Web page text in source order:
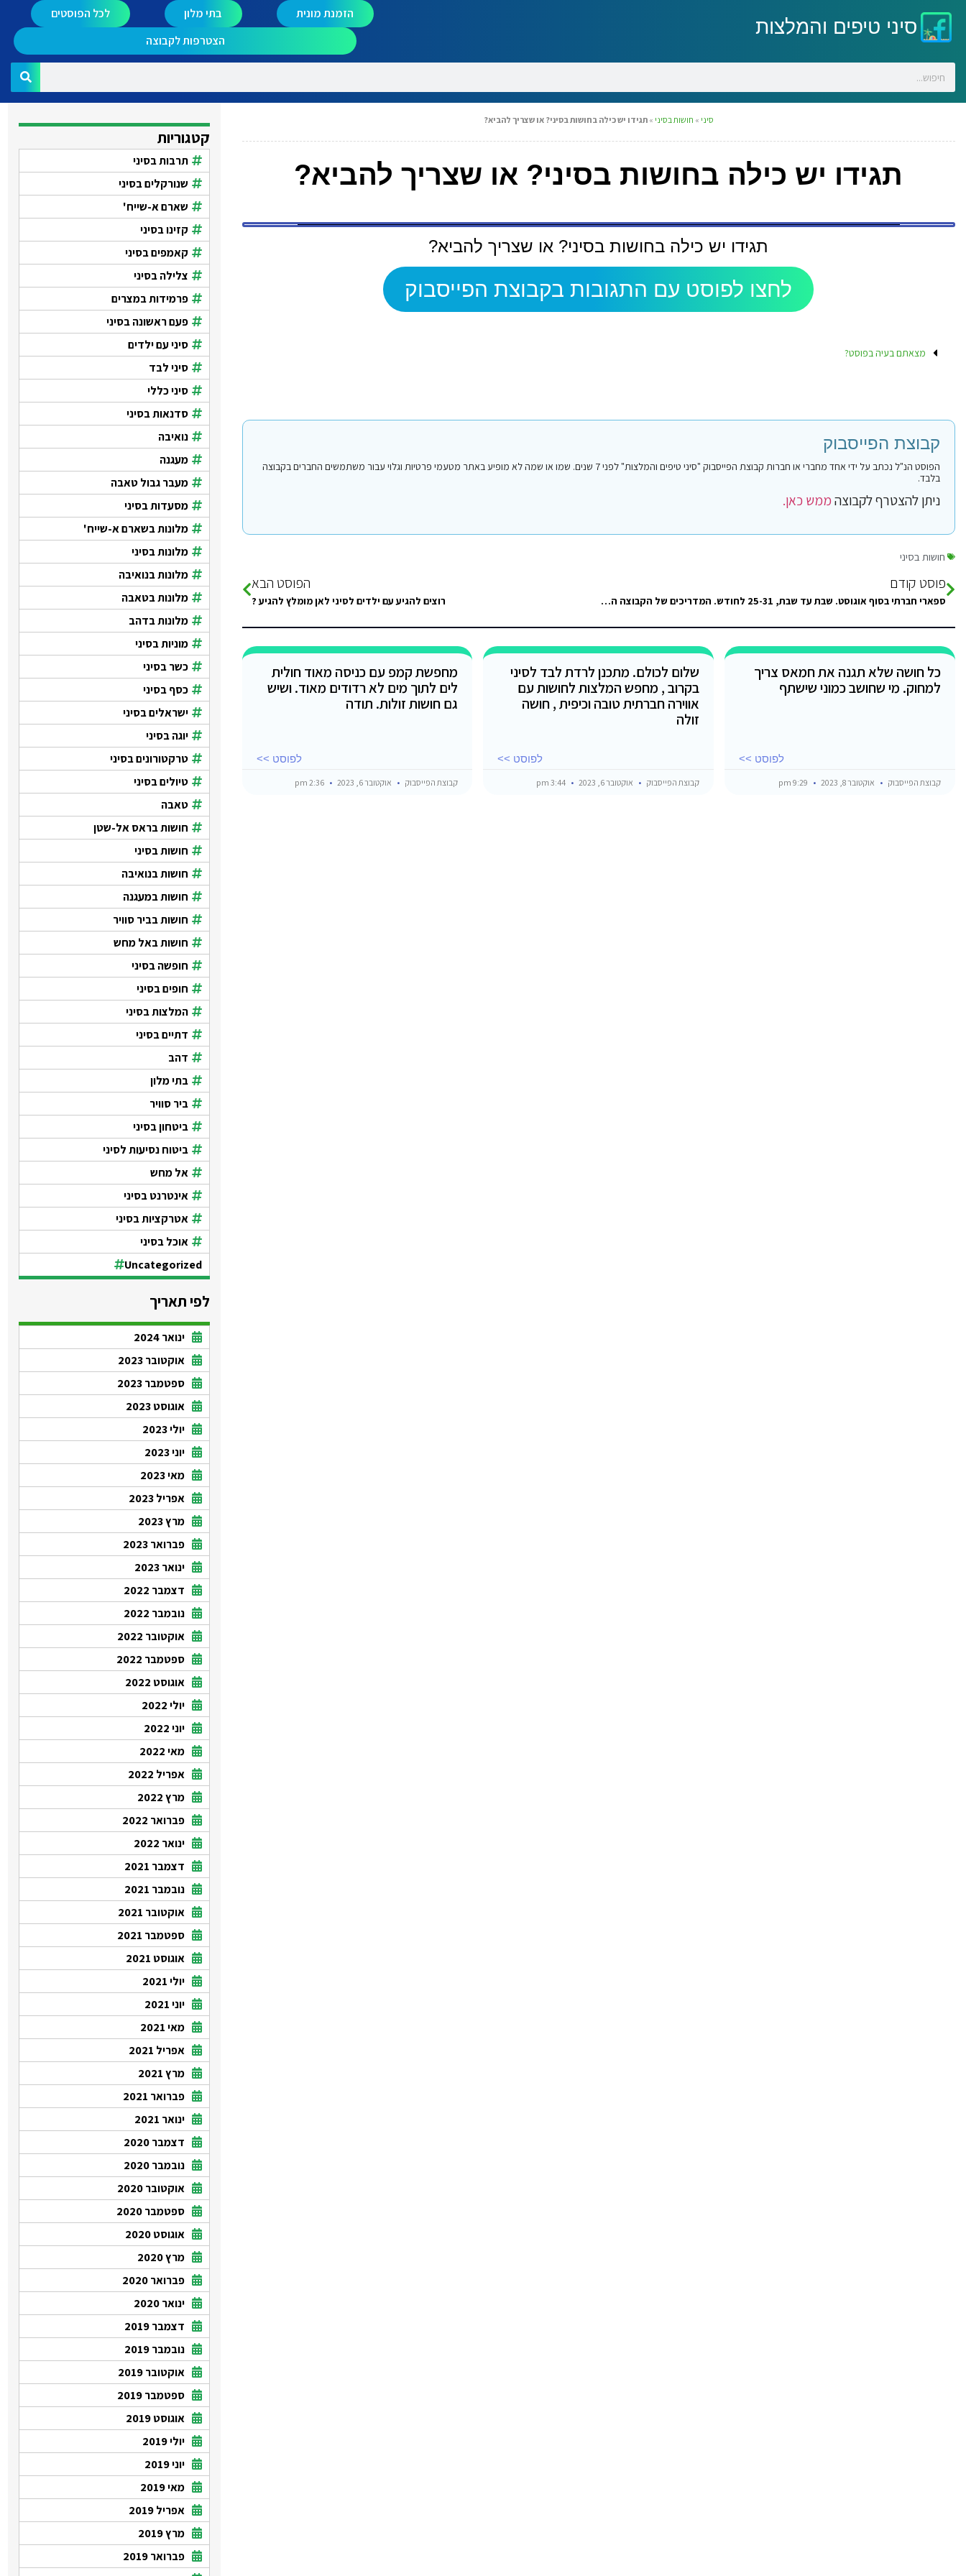
סיני טיפים והמלצות
הזמנת מונית בתי מלון
לכל הפוסטים
הצטרפות לקבוצה
סיני » חושות בסיני »תגידו יש כילה בחושות בסיני? או שצריך להביא?
תגידו יש כילה בחושות בסיני? או שצריך להביא?
תגידו יש כילה בחושות בסיני? או שצריך להביא?
לחצו לפוסט עם התגובות בקבוצת הפייסבוק
מצאתם בעיה בפוסט?
קבוצת הפייסבוק
הפוסט הנ"ל נכתב על ידי אחד מחברי או חברות קבוצת הפייסבוק "סיני טיפים והמלצות" לפני 7 שנים. שמו או שמה לא מופיע באתר מטעמי פרטיות וגלוי עבור משתמשים החברים בקבוצה
בלבד.
ניתן להצטרף לקבוצהממש כאן.
חושות בסיני
פוסט קודם
ספארי חברתי בסוף אוגוסט. שבת עד שבת, 25-31 לחודש. המדריכים של הקבוצה הם עומאר ועלי, ממועדון מיראז', שניים מהמדריכים היותר תותחים (בספק…
הפוסט הבא
רוצים להגיע עם ילדים לסיני לאן מומלץ להגיע ?
כל חושה שלא תגנה את חמאס צריך
למחוק. מי שחושב כמוני שישתף
לפוסט >>
קבוצת הפייסבוק אוקטובר 8, 2023
שלום לכולם. מתכנן לרדת לבד לסיני
בקרוב , מחפש המלצות לחושות עם
אווירה חברתית טובה וכיפית , חושה
זולה
לפוסט >>
קבוצת הפייסבוק אוקטובר 6, 2023
מחפשת קמפ עם כניסה מאוד חולית
לים לתוך מים לא רדודים מאוד. ושיש
גם חושות זולות. תודה
לפוסט >>
קבוצת הפייסבוק אוקטובר 6, 2023
קטגוריות
תרבות בסיני
שנורקלים בסיני
שארם א-שייח'
קזינו בסיני
קאמפים בסיני
צלילה בסיני
פרמידות במצרים
פעם ראשונה בסיני
סיני עם ילדים
סיני לבד
סיני כללי
סדנאות בסיני
נואיבה
מעגנה
מעבר גבול טאבה
מסעדות בסיני
מלונות בשארם א-שייח'
מלונות בסיני
מלונות בנואיבה
מלונות בטאבה
מלונות בדהב
מוניות בסיני
כשר בסיני
כסף בסיני
ישראלים בסיני
יוגה בסיני
טרקטורונים בסיני
טיולים בסיני
טאבה
חושות בראס אל-שטן
חושות בסיני
חושות בנואיבה
חושות במעגנה
חושות בביר סוויר
חושות באל מחש
חופשה בסיני
חופים בסיני
המלצות בסיני
דתיים בסיני
דהב
בתי מלון
ביר סוויר
ביטחון בסיני
ביטוח נסיעות לסיני
אל מחש
אינטרנט בסיני
אטרקציות בסיני
אוכל בסיני
Uncategorized
לפי תאריך
ינואר 2024
אוקטובר 2023
ספטמבר 2023
אוגוסט 2023
יולי 2023
יוני 2023
מאי 2023
אפריל 2023
מרץ 2023
פברואר 2023
ינואר 2023
דצמבר 2022
נובמבר 2022
אוקטובר 2022
ספטמבר 2022
אוגוסט 2022
יולי 2022
יוני 2022
מאי 2022
אפריל 2022
מרץ 2022
פברואר 2022
ינואר 2022
דצמבר 2021
נובמבר 2021
אוקטובר 2021
ספטמבר 2021
אוגוסט 2021
יולי 2021
יוני 2021
מאי 2021
אפריל 2021
מרץ 2021
פברואר 2021
ינואר 2021
דצמבר 2020
נובמבר 2020
אוקטובר 2020
ספטמבר 2020
אוגוסט 2020
מרץ 2020
פברואר 2020
ינואר 2020
דצמבר 2019
נובמבר 2019
אוקטובר 2019
ספטמבר 2019
אוגוסט 2019
יולי 2019
יוני 2019
מאי 2019
אפריל 2019
מרץ 2019
פברואר 2019